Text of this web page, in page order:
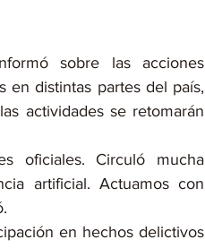
sobre las acciones
en distintas partes del país,
actividades se retomarán
oficiales. Circuló mucha
artificial. Actuamos con
en hechos delictivos